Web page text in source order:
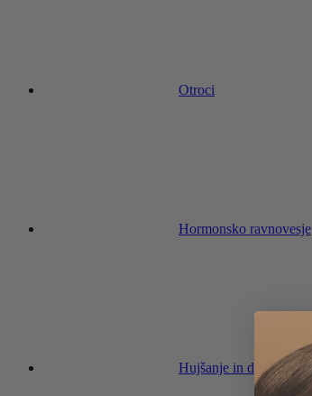
Otroci
Hormonsko ravnovesje
Hujšanje in dieta